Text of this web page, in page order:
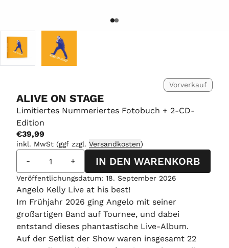
Vorverkauf
ALIVE ON STAGE
Limitiertes Nummeriertes Fotobuch + 2-CD-
Edition
€39,99
inkl. MwSt (ggf zzgl. Versandkosten)
Anzahl
- + IN DEN WARENKORB
Veröffentlichungsdatum: 18. September 2026
Angelo Kelly Live at his best!
Im Frühjahr 2026 ging Angelo mit seiner
großartigen Band auf Tournee, und dabei
entstand dieses phantastische Live-Album.
Auf der Setlist der Show waren insgesamt 22